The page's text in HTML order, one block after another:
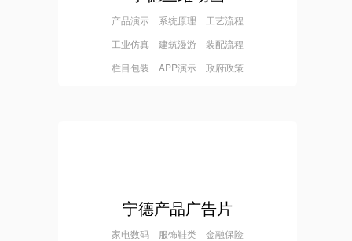
产品演示 系统原理 工艺流程
工业仿真 建筑漫游 装配流程
栏目包装 APP演示 政府政策
宁德产品广告片
家电数码 服饰鞋类 金融保险